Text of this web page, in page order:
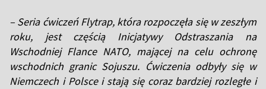
– Seria ćwiczeń Flytrap, która rozpoczęła się w zeszłym
roku, jest częścią Inicjatywy Odstraszania na
Wschodniej Flance NATO, mającej na celu ochronę
wschodnich granic Sojuszu. Ćwiczenia odbyły się w
Niemczech i Polsce i stają się coraz bardziej rozległe i